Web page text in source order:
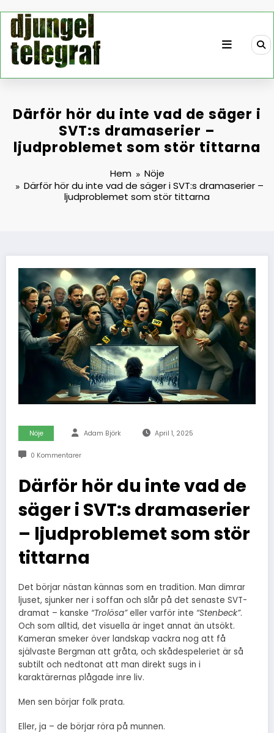
innehåll
Därför hör du inte vad de säger i
SVT:s dramaserier –
ljudproblemet som stör tittarna
Hem
Nöje
Därför hör du inte vad de säger i SVT:s dramaserier –
ljudproblemet som stör tittarna
Nöje Adam Björk April 1, 2025
0 Kommentarer
Därför hör du inte vad de
säger i SVT:s dramaserier
– ljudproblemet som stör
tittarna
Det börjar nästan kännas som en tradition. Man dimrar
ljuset, sjunker ner i soffan och slår på det senaste SVT-
dramat – kanske “Trolösa”eller varför inte “Stenbeck”.
Och som alltid, det visuella är inget annat än utsökt.
Kameran smeker över landskap vackra nog att få
självaste Bergman att gråta, och skådespeleriet är så
subtilt och nedtonat att man direkt sugs in i
karaktärernas plågade inre liv.
Men sen börjar folk prata.
Eller, ja – de börjar röra på munnen.